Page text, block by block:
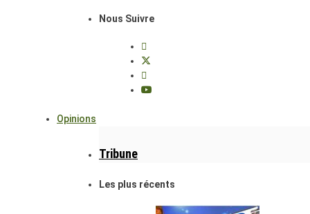
Nous Suivre
Opinions
Tribune
Les plus récents